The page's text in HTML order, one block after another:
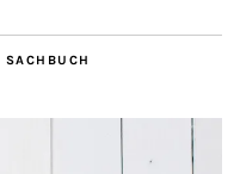
SACHBUCH